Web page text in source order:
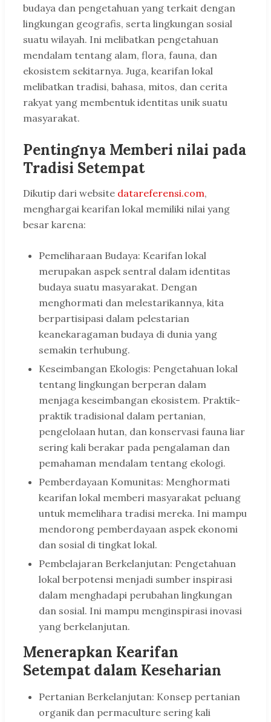
budaya dan pengetahuan yang terkait dengan
lingkungan geografis, serta lingkungan sosial
suatu wilayah. Ini melibatkan pengetahuan
mendalam tentang alam, flora, fauna, dan
ekosistem sekitarnya. Juga, kearifan lokal
melibatkan tradisi, bahasa, mitos, dan cerita
rakyat yang membentuk identitas unik suatu
masyarakat.
Pentingnya Memberi nilai pada
Tradisi Setempat
Dikutip dari website datareferensi.com,
menghargai kearifan lokal memiliki nilai yang
besar karena:
Pemeliharaan Budaya: Kearifan lokal
merupakan aspek sentral dalam identitas
budaya suatu masyarakat. Dengan
menghormati dan melestarikannya, kita
berpartisipasi dalam pelestarian
keanekaragaman budaya di dunia yang
semakin terhubung.
Keseimbangan Ekologis: Pengetahuan lokal
tentang lingkungan berperan dalam
menjaga keseimbangan ekosistem. Praktik-
praktik tradisional dalam pertanian,
pengelolaan hutan, dan konservasi fauna liar
sering kali berakar pada pengalaman dan
pemahaman mendalam tentang ekologi.
Pemberdayaan Komunitas: Menghormati
kearifan lokal memberi masyarakat peluang
untuk memelihara tradisi mereka. Ini mampu
mendorong pemberdayaan aspek ekonomi
dan sosial di tingkat lokal.
Pembelajaran Berkelanjutan: Pengetahuan
lokal berpotensi menjadi sumber inspirasi
dalam menghadapi perubahan lingkungan
dan sosial. Ini mampu menginspirasi inovasi
yang berkelanjutan.
Menerapkan Kearifan
Setempat dalam Keseharian
Pertanian Berkelanjutan: Konsep pertanian
organik dan permaculture sering kali